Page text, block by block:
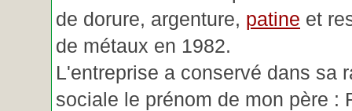
de dorure, argenture, patine et
de métaux en 1982.
L'entreprise a conservé dans sa
sociale le prénom de mon père :